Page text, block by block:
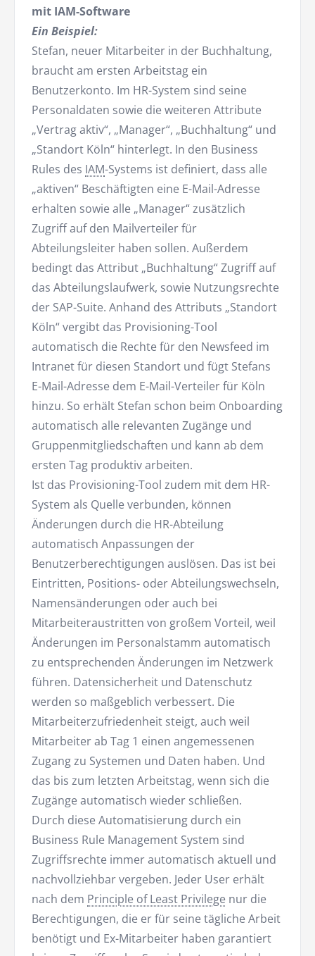
mit IAM-Software
Ein Beispiel:
Stefan, neuer Mitarbeiter in der Buchhaltung,
braucht am ersten Arbeitstag ein
Benutzerkonto. Im HR-System sind seine
Personaldaten sowie die weiteren Attribute
„Vertrag aktiv“, „Manager“, „Buchhaltung“ und
„Standort Köln“ hinterlegt. In den Business
Rules des IAM-Systems ist definiert, dass alle
„aktiven“ Beschäftigten eine E-Mail-Adresse
erhalten sowie alle „Manager“ zusätzlich
Zugriff auf den Mailverteiler für
Abteilungsleiter haben sollen. Außerdem
bedingt das Attribut „Buchhaltung“ Zugriff auf
das Abteilungslaufwerk, sowie Nutzungsrechte
der SAP-Suite. Anhand des Attributs „Standort
Köln“ vergibt das Provisioning-Tool
automatisch die Rechte für den Newsfeed im
Intranet für diesen Standort und fügt Stefans
E-Mail-Adresse dem E-Mail-Verteiler für Köln
hinzu. So erhält Stefan schon beim Onboarding
automatisch alle relevanten Zugänge und
Gruppenmitgliedschaften und kann ab dem
ersten Tag produktiv arbeiten.
Ist das Provisioning-Tool zudem mit dem HR-
System als Quelle verbunden, können
Änderungen durch die HR-Abteilung
automatisch Anpassungen der
Benutzerberechtigungen auslösen. Das ist bei
Eintritten, Positions- oder Abteilungswechseln,
Namensänderungen oder auch bei
Mitarbeiteraustritten von großem Vorteil, weil
Änderungen im Personalstamm automatisch
zu entsprechenden Änderungen im Netzwerk
führen. Datensicherheit und Datenschutz
werden so maßgeblich verbessert. Die
Mitarbeiterzufriedenheit steigt, auch weil
Mitarbeiter ab Tag 1 einen angemessenen
Zugang zu Systemen und Daten haben. Und
das bis zum letzten Arbeitstag, wenn sich die
Zugänge automatisch wieder schließen.
Durch diese Automatisierung durch ein
Business Rule Management System sind
Zugriffsrechte immer automatisch aktuell und
nachvollziehbar vergeben. Jeder User erhält
nach dem Principle of Least Privilege nur die
Berechtigungen, die er für seine tägliche Arbeit
benötigt und Ex-Mitarbeiter haben garantiert